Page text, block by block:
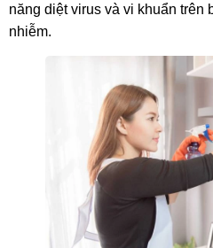
năng diệt virus và vi khuẩn trên
nhiễm.